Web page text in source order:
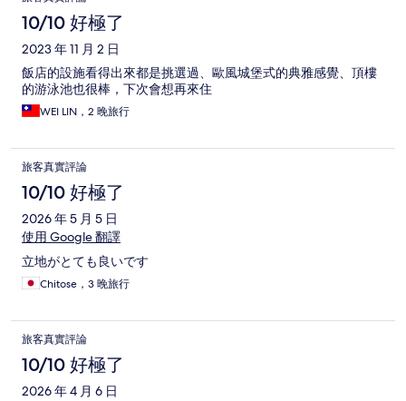
10/10 好極了
2023 年 11 月 2 日
飯店的設施看得出來都是挑選過、歐風城堡式的典雅感覺、頂樓
的游泳池也很棒，下次會想再來住
WEI LIN，2 晚旅行
旅客真實評論
10/10 好極了
2026 年 5 月 5 日
使用 Google 翻譯
立地がとても良いです
Chitose，3 晚旅行
旅客真實評論
10/10 好極了
2026 年 4 月 6 日